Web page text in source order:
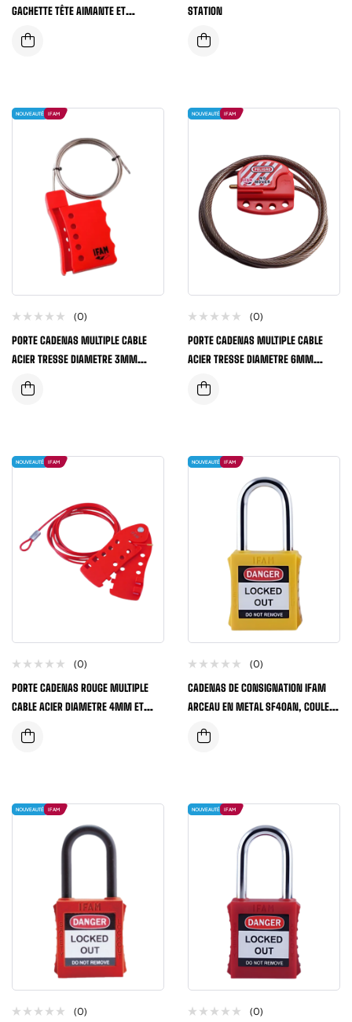
GACHETTE TÊTE AIMANTE ET
ARTICULE – GOUVY
STATION
NOUVEAUTÉ IFAM
(0)
PORTE CADENAS MULTIPLE CABLE
ACIER TRESSE DIAMETRE 3MM
LONGUEUR 1,80 METRES
NOUVEAUTÉ IFAM
(0)
PORTE CADENAS MULTIPLE CABLE
ACIER TRESSE DIAMETRE 6MM
LONGUEUR 2 METRES
NOUVEAUTÉ IFAM
(0)
PORTE CADENAS ROUGE MULTIPLE
CABLE ACIER DIAMETRE 4MM ET
LONGUEUR 3 METRES
NOUVEAUTÉ IFAM
(0)
CADENAS DE CONSIGNATION IFAM
ARCEAU EN METAL SF40AN, COULEUR
JAUNE
NOUVEAUTÉ IFAM
(0)
NOUVEAUTÉ IFAM
(0)